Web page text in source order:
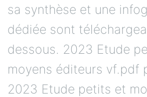
sa synthèse et une
dédiée sont
dessous. 2023 Etude
moyens éditeurs vf.pdf
2023 Etude petits et